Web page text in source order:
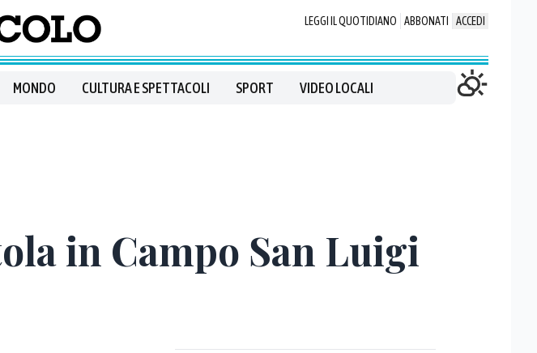
LEGGI IL QUOTIDIANO ABBONATI ACCEDI
MONDO CULTURA E SPETTACOLI SPORT VIDEO LOCALI
in Campo San Luigi